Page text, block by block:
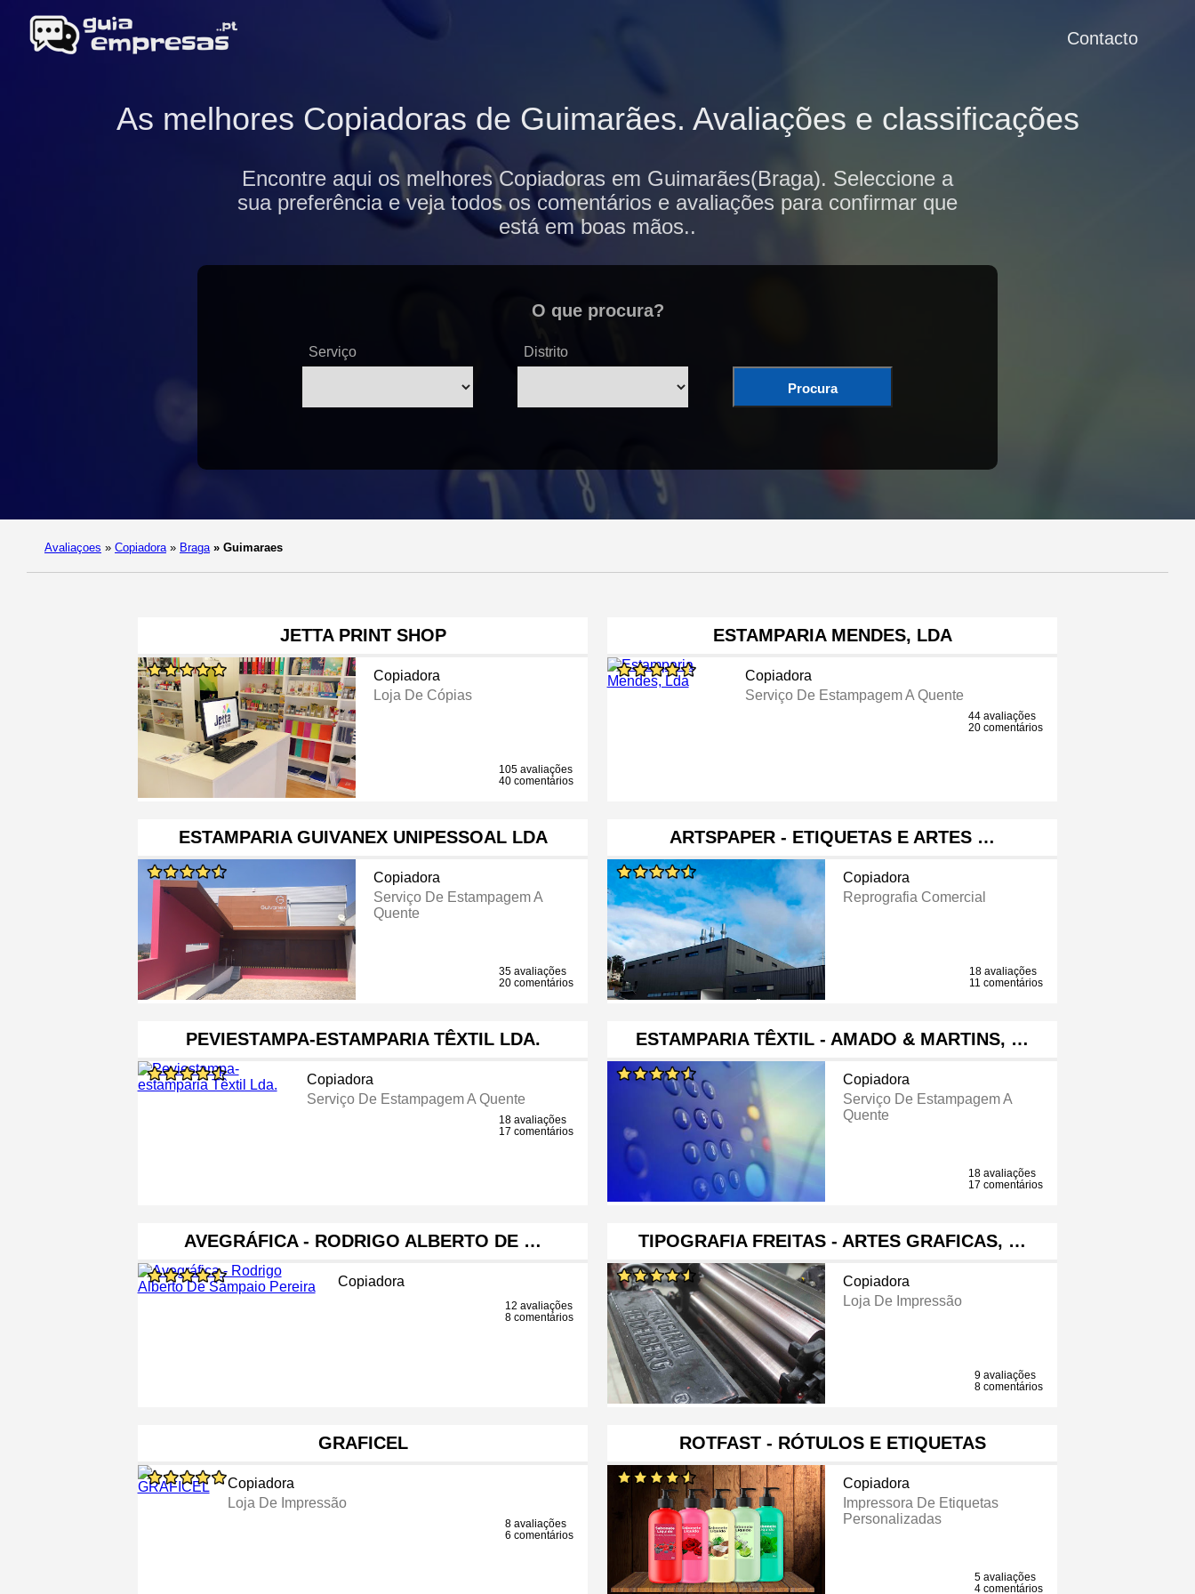
Contacto
As melhores Copiadoras de Guimarães. Avaliações e classificações
Encontre aqui os melhores Copiadoras em Guimarães(Braga). Seleccione a
sua preferência e veja todos os comentários e avaliações para confirmar que
está em boas mãos..
O que procura?
Serviço Distrito
Procura
Avaliaçoes » Copiadora » Braga » Guimaraes
JETTA PRINT SHOP
Copiadora
Loja De Cópias
105 avaliações
40 comentários
ESTAMPARIA MENDES, LDA
Copiadora
Serviço De Estampagem A Quente
44 avaliações
20 comentários
ESTAMPARIA GUIVANEX UNIPESSOAL LDA
Copiadora
Serviço De Estampagem A
Quente
35 avaliações
20 comentários
ARTSPAPER - ETIQUETAS E ARTES …
Copiadora
Reprografia Comercial
18 avaliações
11 comentários
PEVIESTAMPA-ESTAMPARIA TÊXTIL LDA.
Copiadora
Serviço De Estampagem A Quente
18 avaliações
17 comentários
ESTAMPARIA TÊXTIL - AMADO & MARTINS, …
Copiadora
Serviço De Estampagem A
Quente
18 avaliações
17 comentários
AVEGRÁFICA - RODRIGO ALBERTO DE …
Copiadora
12 avaliações
8 comentários
TIPOGRAFIA FREITAS - ARTES GRAFICAS, …
Copiadora
Loja De Impressão
9 avaliações
8 comentários
GRAFICEL
Copiadora
Loja De Impressão
8 avaliações
6 comentários
ROTFAST - RÓTULOS E ETIQUETAS
Copiadora
Impressora De Etiquetas
Personalizadas
5 avaliações
4 comentários